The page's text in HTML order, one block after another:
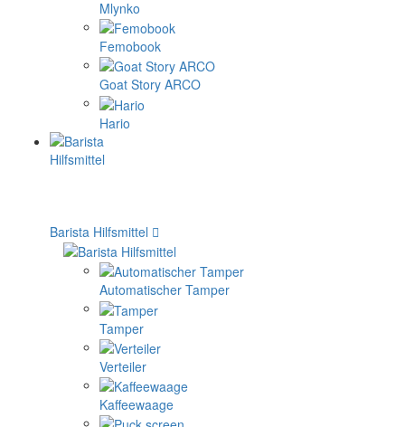
Mlynko
Femobook
Goat Story ARCO
Hario
Barista Hilfsmittel
Automatischer Tamper
Tamper
Verteiler
Kaffeewaage